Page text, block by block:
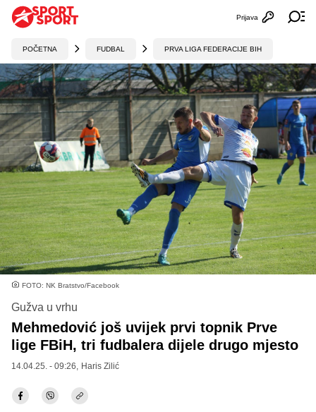
Otvori
Prijava
POČETNA FUDBAL PRVA LIGA FEDERACIJE BIH
FOTO: NK Bratstvo/Facebook
Gužva u vrhu
Mehmedović još uvijek prvi topnik Prve
lige FBiH, tri fudbalera dijele drugo mjesto
14.04.25. - 09:26, Haris Zilić